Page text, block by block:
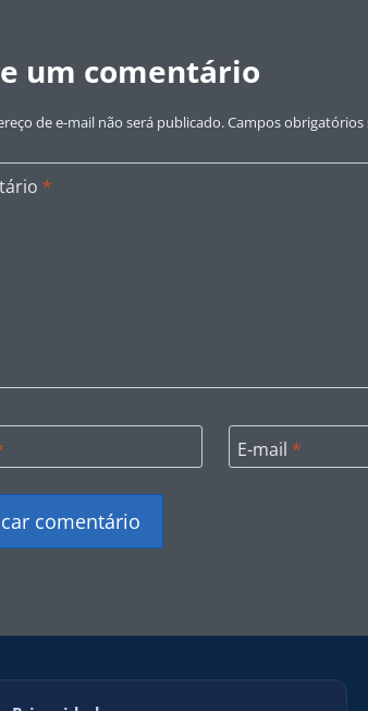
um comentário
de e-mail não será publicado.Campos obrigatórios
*
E-mail *